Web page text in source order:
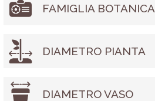
FAMIGLIA BOTANICA
DIAMETRO PIANTA
DIAMETRO VASO